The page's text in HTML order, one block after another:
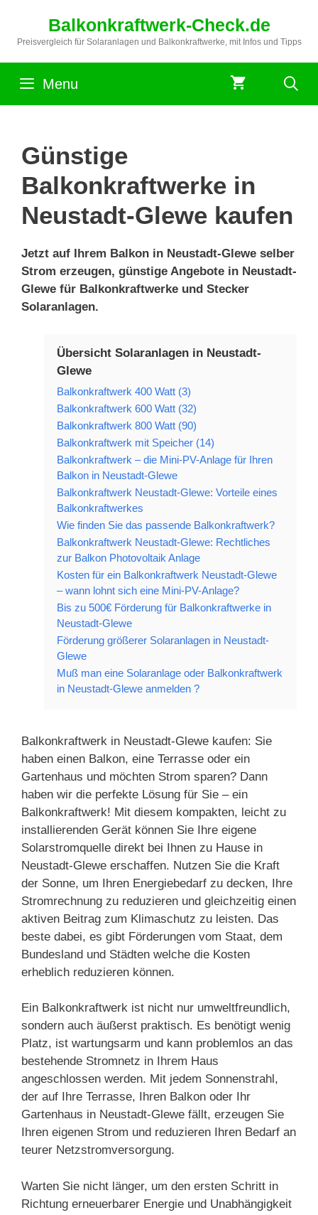
springen
Balkonkraftwerk-Check.de
Preisvergleich für Solaranlagen und Balkonkraftwerke, mit Infos und Tipps
Menu
Günstige
Balkonkraftwerke in
Neustadt-Glewe kaufen
Jetzt auf Ihrem Balkon in Neustadt-Glewe selber
Strom erzeugen, günstige Angebote in Neustadt-
Glewe für Balkonkraftwerke und Stecker
Solaranlagen.
Übersicht Solaranlagen in Neustadt-
Glewe
Balkonkraftwerk 400 Watt (3)
Balkonkraftwerk 600 Watt (32)
Balkonkraftwerk 800 Watt (90)
Balkonkraftwerk mit Speicher (14)
Balkonkraftwerk – die Mini-PV-Anlage für Ihren
Balkon in Neustadt-Glewe
Balkonkraftwerk Neustadt-Glewe: Vorteile eines
Balkonkraftwerkes
Wie finden Sie das passende Balkonkraftwerk?
Balkonkraftwerk Neustadt-Glewe: Rechtliches
zur Balkon Photovoltaik Anlage
Kosten für ein Balkonkraftwerk Neustadt-Glewe
– wann lohnt sich eine Mini-PV-Anlage?
Bis zu 500€ Förderung für Balkonkraftwerke in
Neustadt-Glewe
Förderung größerer Solaranlagen in Neustadt-
Glewe
Muß man eine Solaranlage oder Balkonkraftwerk
in Neustadt-Glewe anmelden ?
Balkonkraftwerk in Neustadt-Glewe kaufen: Sie
haben einen Balkon, eine Terrasse oder ein
Gartenhaus und möchten Strom sparen? Dann
haben wir die perfekte Lösung für Sie – ein
Balkonkraftwerk! Mit diesem kompakten, leicht zu
installierenden Gerät können Sie Ihre eigene
Solarstromquelle direkt bei Ihnen zu Hause in
Neustadt-Glewe erschaffen. Nutzen Sie die Kraft
der Sonne, um Ihren Energiebedarf zu decken, Ihre
Stromrechnung zu reduzieren und gleichzeitig einen
aktiven Beitrag zum Klimaschutz zu leisten. Das
beste dabei, es gibt Förderungen vom Staat, dem
Bundesland und Städten welche die Kosten
erheblich reduzieren können.
Ein Balkonkraftwerk ist nicht nur umweltfreundlich,
sondern auch äußerst praktisch. Es benötigt wenig
Platz, ist wartungsarm und kann problemlos an das
bestehende Stromnetz in Ihrem Haus
angeschlossen werden. Mit jedem Sonnenstrahl,
der auf Ihre Terrasse, Ihren Balkon oder Ihr
Gartenhaus in Neustadt-Glewe fällt, erzeugen Sie
Ihren eigenen Strom und reduzieren Ihren Bedarf an
teurer Netzstromversorgung.
Warten Sie nicht länger, um den ersten Schritt in
Richtung erneuerbarer Energie und Unabhängigkeit